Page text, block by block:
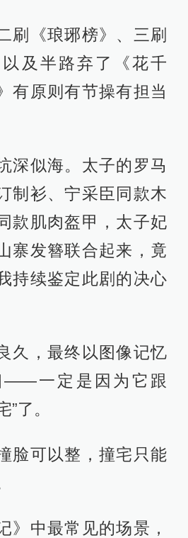
刷《琅琊榜》、三刷
以及半路弃了《花千
有原则有节操有担当
深似海。太子的罗马
制衫、宁采臣同款木
款肌肉盔甲，太子妃
寨发簪联合起来，竟
持续鉴定此剧的决心
久，最终以图像记忆
——一定是因为它跟
”了。
脸可以整，撞宅只能
》中最常见的场景，